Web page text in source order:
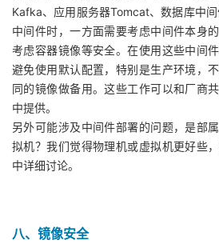
Kafka、应用服务器Tomcat、数据库中
中间件时，一方面需要考虑中间件本身
考虑容器镜像等安全。在使用这些中间
避免使用默认配置，特别是生产环境，
同的镜像做备用。这些工作可以和厂商
中提供。
另外可能涉及中间件部署的问题，是部
拟机？我们觉得物理机或虚拟机更好些
中详细讨论。
八、镜像安全